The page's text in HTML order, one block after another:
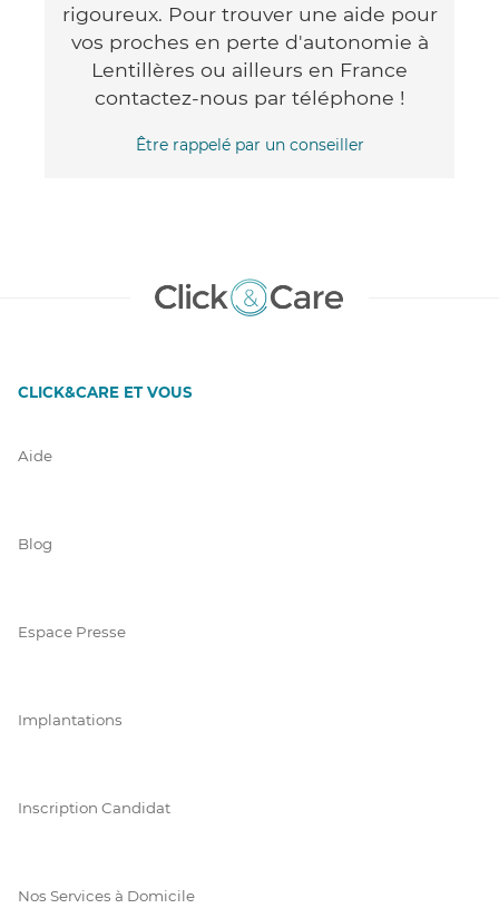
rigoureux. Pour trouver une aide pour
vos proches en perte d'autonomie à
Lentillères ou ailleurs en France
contactez-nous par téléphone !
Être rappelé par un conseiller
CLICK&CARE ET VOUS
Aide
Blog
Espace Presse
Implantations
Inscription Candidat
Nos Services à Domicile